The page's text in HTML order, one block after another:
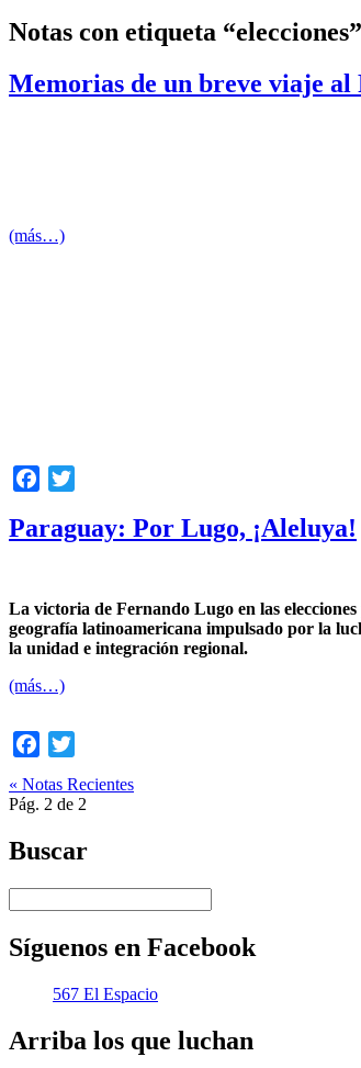
Notas con etiqueta “elecciones”
Memorias de un breve viaje al
(más…)
Facebook
Paraguay: Por Lugo, ¡Aleluya!
La victoria de Fernando Lugo en las
geografía latinoamericana impulsado por la
la unidad e integración regional.
(más…)
Facebook
« Notas Recientes
Pág. 2 de 2
Buscar
Síguenos en Facebook
567 El Espacio
Arriba los que luchan